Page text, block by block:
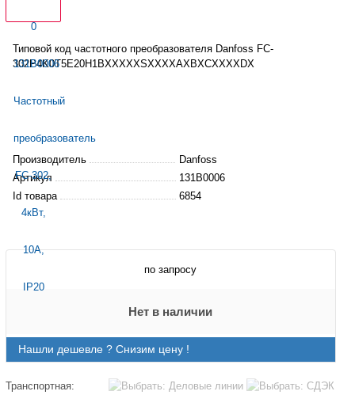
Типовой код частотного преобразователяDanfoss FC-
302P4K0T5E20H1BXXXXXSXXXXAXBXCXXXXDX
Производитель
Danfoss
Артикул
131B0006
Id товара
6854
по запросу
Нет в наличии
Нашли дешевле ? Снизим цену !
Транспортная: